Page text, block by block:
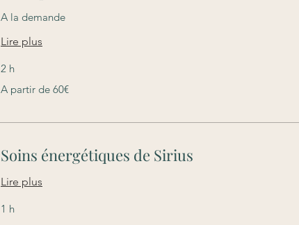
A la demande
Lire plus
2 h
partir
A partir de 60€
Soins énergétiques de Sirius
Lire plus
1 h